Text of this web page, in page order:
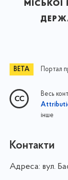
міської
Портал
Весь
інше
Контакти
Адреса: вул.